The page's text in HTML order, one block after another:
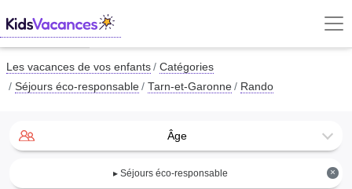
Les vacances de vos enfants
Catégories
Séjours éco-responsable
Tarn-et-Garonne Rando
Âge
×
▸ Séjours éco-responsable